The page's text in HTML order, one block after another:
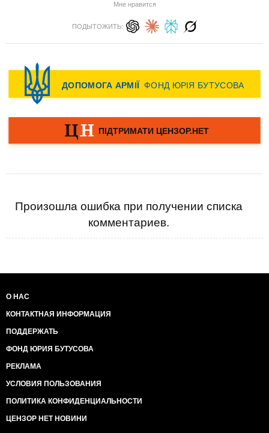
Мне нравится
ПОДЫТОЖИТЬ:
Произошла ошибка при получении списка
комментариев.
О НАС
КОНТАКТНАЯ ИНФОРМАЦИЯ
ПОДДЕРЖАТЬ
ФОНД ЮРИЯ БУТУСОВА
РЕКЛАМА
УСЛОВИЯ ПОЛЬЗОВАНИЯ
ПОЛИТИКА КОНФИДЕНЦИАЛЬНОСТИ
ЦЕНЗОР НЕТ НОВИНИ